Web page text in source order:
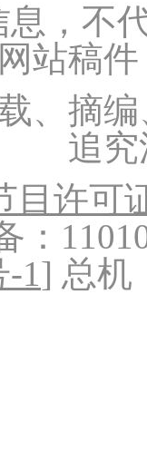
，不
站稿
、摘
追
目许可
：
-1] 总机